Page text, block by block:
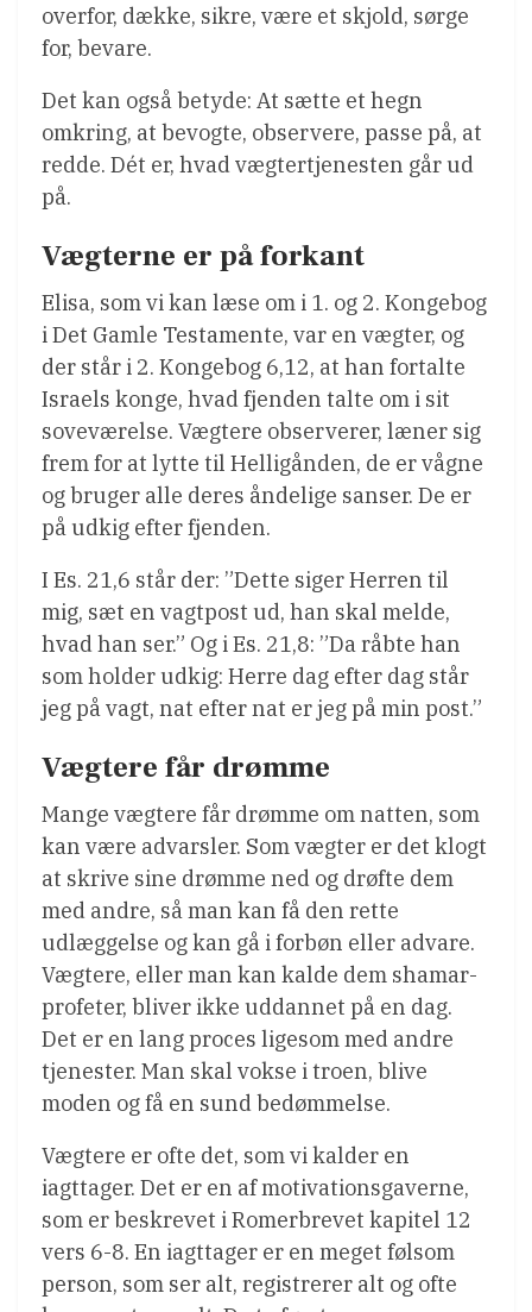
overfor, dække, sikre, være et skjold, sørge
for, bevare.
Det kan også betyde: At sætte et hegn
omkring, at bevogte, observere, passe på, at
redde. Dét er, hvad vægtertjenesten går ud
på.
Vægterne er på forkant
Elisa, som vi kan læse om i 1. og 2. Kongebog
i Det Gamle Testamente, var en vægter, og
der står i 2. Kongebog 6,12, at han fortalte
Israels konge, hvad fjenden talte om i sit
soveværelse. Vægtere observerer, læner sig
frem for at lytte til Helligånden, de er vågne
og bruger alle deres åndelige sanser. De er
på udkig efter fjenden.
I Es. 21,6 står der: ”Dette siger Herren til
mig, sæt en vagtpost ud, han skal melde,
hvad han ser.” Og i Es. 21,8: ”Da råbte han
som holder udkig: Herre dag efter dag står
jeg på vagt, nat efter nat er jeg på min post.”
Vægtere får drømme
Mange vægtere får drømme om natten, som
kan være advarsler. Som vægter er det klogt
at skrive sine drømme ned og drøfte dem
med andre, så man kan få den rette
udlæggelse og kan gå i forbøn eller advare.
Vægtere, eller man kan kalde dem shamar-
profeter, bliver ikke uddannet på en dag.
Det er en lang proces ligesom med andre
tjenester. Man skal vokse i troen, blive
moden og få en sund bedømmelse.
Vægtere er ofte det, som vi kalder en
iagttager. Det er en af motivationsgaverne,
som er beskrevet i Romerbrevet kapitel 12
vers 6-8. En iagttager er en meget følsom
person, som ser alt, registrerer alt og ofte